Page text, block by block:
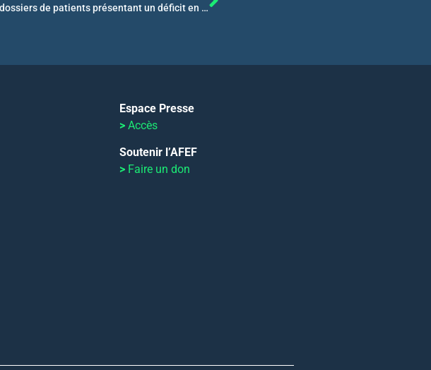
ALPAGA 2 – Analyse de dossiers de patients présentant un déficit en alpha1antitrypsine
Espace Presse
>Accès
Soutenir l’AFEF
> Faire un don